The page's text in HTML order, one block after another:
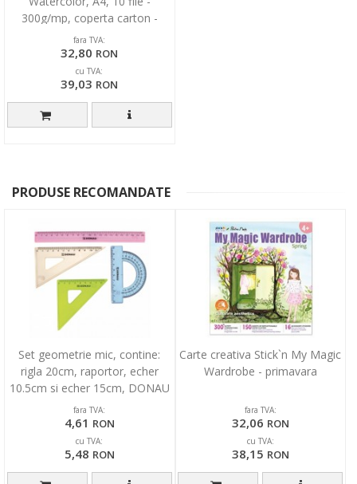
300g/mp, coperta carton -
design
fara TVA:
32,80 RON
cu TVA:
39,03 RON
PRODUSE RECOMANDATE
Set geometrie mic, contine:
rigla 20cm, raportor, echer
10.5cm si echer 15cm, DONAU
- culori asortat
fara TVA:
4,61 RON
cu TVA:
5,48 RON
Carte creativa Stick`n My Magic
Wardrobe - primavara
fara TVA:
32,06 RON
cu TVA:
38,15 RON